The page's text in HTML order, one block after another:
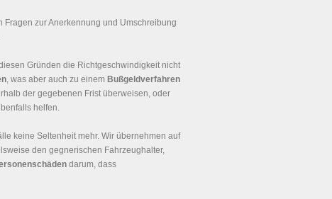
zur Anerkennung und Umschreibung
Gründen die Richtgeschwindigkeit nicht
, was aber auch zu einem Bußgeldverfahren
der gegebenen Frist überweisen, oder
helfen.
keine Seltenheit mehr. Wir übernehmen auf
den gegnerischen Fahrzeughalter,
darum, dass